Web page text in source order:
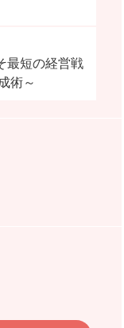
最短の経営戦
術～